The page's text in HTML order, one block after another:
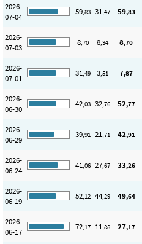
2026-
07-04
59,83 31,47 59,83
2026-
07-03
8,70 8,34 8,70
2026-
07-01
31,49 3,51 7,87
2026-
06-30
42,03 32,76 52,77
2026-
06-29
39,91 21,71 42,91
2026-
06-24
41,06 27,67 33,26
2026-
06-19
52,12 44,29 49,64
2026-
06-17
72,17 11,88 27,17